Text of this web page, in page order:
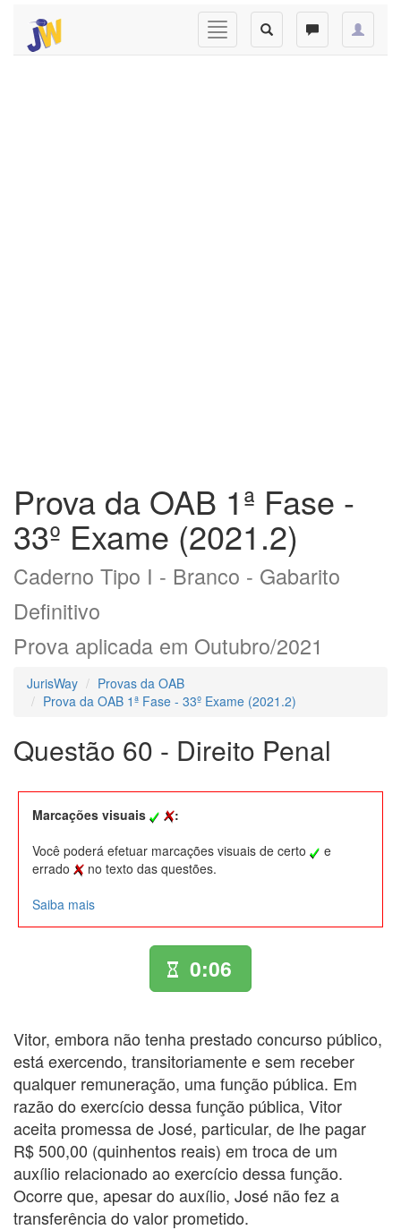
Prova da OAB 1ª Fase -
33º Exame (2021.2)
Caderno Tipo I - Branco - Gabarito
Definitivo
Prova aplicada em Outubro/2021
JurisWay
Provas da OAB
Prova da OAB 1ª Fase - 33º Exame (2021.2)
Questão 60 - Direito Penal
Marcações visuais
:
Você poderá efetuar marcações visuais de certo
e
errado
no texto das questões.
Saiba mais
0:06
Vitor, embora não tenha prestado concurso público,
está exercendo, transitoriamente e sem receber
qualquer remuneração, uma função pública. Em
razão do exercício dessa função pública, Vitor
aceita promessa de José, particular, de lhe pagar
R$ 500,00 (quinhentos reais) em troca de um
auxílio relacionado ao exercício dessa função.
Ocorre que, apesar do auxílio, José não fez a
transferência do valor prometido.